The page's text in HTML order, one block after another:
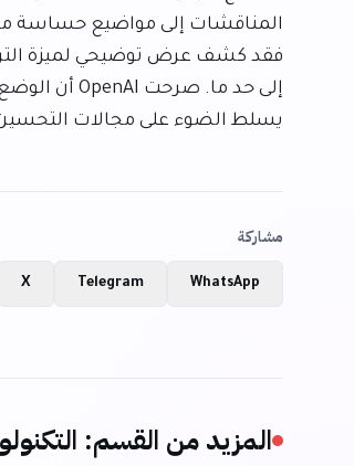
يسلط الضوء على مجالات
مشاركة
WhatsApp
Telegram
X
المزيد من القسم: